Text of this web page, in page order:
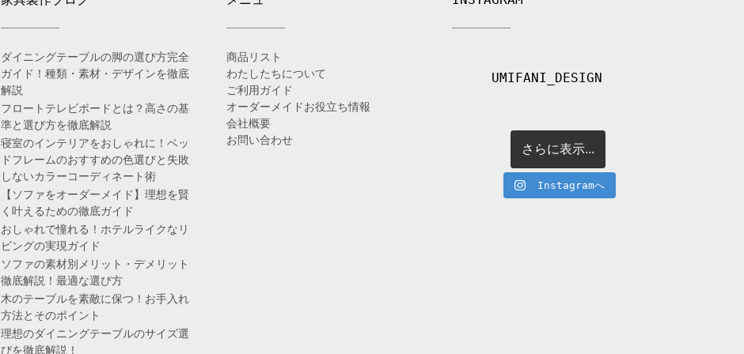
ダイニングテーブルの脚の選び方完全
ガイド！種類・素材・デザインを徹底
解説
フロートテレビボードとは？高さの基
準と選び方を徹底解説
寝室のインテリアをおしゃれに！ベッ
ドフレームのおすすめの色選びと失敗
しないカラーコーディネート術
【ソファをオーダーメイド】理想を賢
く叶えるための徹底ガイド
おしゃれで憧れる！ホテルライクなリ
ビングの実現ガイド
ソファの素材別メリット・デメリット
徹底解説！最適な選び方
木のテーブルを素敵に保つ！お手入れ
方法とそのポイント
理想のダイニングテーブルのサイズ選
びを徹底解説！
商品リスト
わたしたちについて
ご利用ガイド
オーダーメイドお役立ち情報
会社概要
お問い合わせ
UMIFANI_DESIGN
さらに表示...
Instagramへ